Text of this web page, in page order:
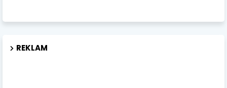
REKLAM